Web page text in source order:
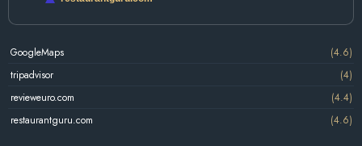
GoogleMaps
(4.6)
tripadvisor
(4)
revieweuro.com
(4.4)
restaurantguru.com
(4.6)